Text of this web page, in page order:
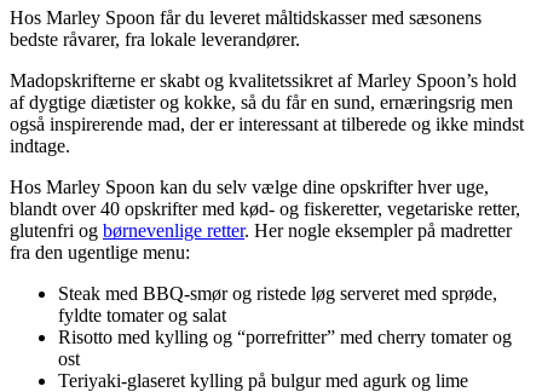
Hos Marley Spoon får du leveret måltidskasser med sæsonens
bedste råvarer, fra lokale leverandører.
Madopskrifterne er skabt og kvalitetssikret af Marley Spoon’s hold
af dygtige diætister og kokke, så du får en sund, ernæringsrig men
også inspirerende mad, der er interessant at tilberede og ikke mindst
indtage.
Hos Marley Spoon kan du selv vælge dine opskrifter hver uge,
blandt over 40 opskrifter med kød- og fiskeretter, vegetariske retter,
glutenfri og børnevenlige retter. Her nogle eksempler på madretter
fra den ugentlige menu:
Steak med BBQ-smør og ristede løg serveret med sprøde,
fyldte tomater og salat
Risotto med kylling og “porrefritter” med cherry tomater og
ost
Teriyaki-glaseret kylling på bulgur med agurk og lime